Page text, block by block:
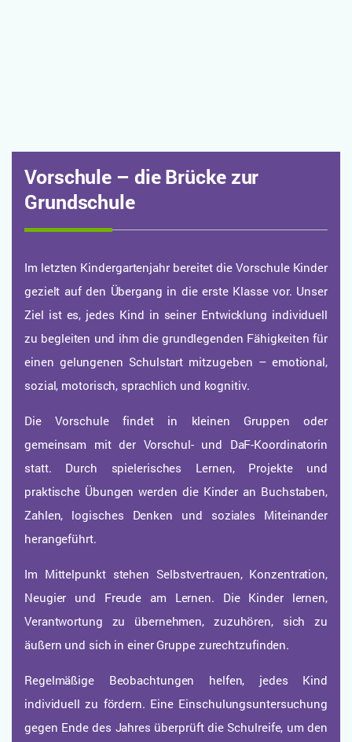
Vorschule – die Brücke zur
Grundschule
Im letzten Kindergartenjahr bereitet die Vorschule Kinder
gezielt auf den Übergang in die erste Klasse vor. Unser
Ziel ist es, jedes Kind in seiner Entwicklung individuell
zu begleiten und ihm die grundlegenden Fähigkeiten für
einen gelungenen Schulstart mitzugeben – emotional,
sozial, motorisch, sprachlich und kognitiv.
Die Vorschule findet in kleinen Gruppen oder
gemeinsam mit der Vorschul- und DaF-Koordinatorin
statt. Durch spielerisches Lernen, Projekte und
praktische Übungen werden die Kinder an Buchstaben,
Zahlen, logisches Denken und soziales Miteinander
herangeführt.
Im Mittelpunkt stehen Selbstvertrauen, Konzentration,
Neugier und Freude am Lernen. Die Kinder lernen,
Verantwortung zu übernehmen, zuzuhören, sich zu
äußern und sich in einer Gruppe zurechtzufinden.
Regelmäßige Beobachtungen helfen, jedes Kind
individuell zu fördern. Eine Einschulungsuntersuchung
gegen Ende des Jahres überprüft die Schulreife, um den